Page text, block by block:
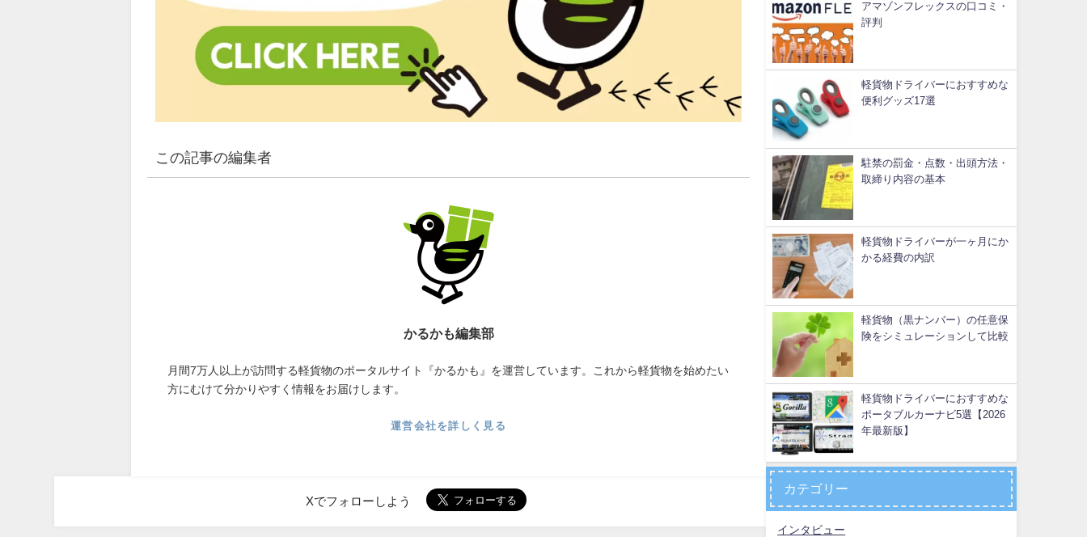
この記事の編集者
かるかも編集部
月間7万人以上が訪問する軽貨物のポータルサイト『かるかも』を運営しています。これから軽貨物を始めたい
方にむけて分かりやすく情報をお届けします。
運営会社を詳しく見る
Xでフォローしよう
アマゾンフレックスの口コミ・
評判
軽貨物ドライバーにおすすめな
便利グッズ17選
駐禁の罰金・点数・出頭方法・
取締り内容の基本
軽貨物ドライバーが一ヶ月にか
かる経費の内訳
軽貨物（黒ナンバー）の任意保
険をシミュレーションして比較
軽貨物ドライバーにおすすめな
ポータブルカーナビ5選【2026
年最新版】
カテゴリー
インタビュー